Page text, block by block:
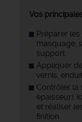
Vos
Préparer
masquage,
support
Appliquer
vernis,
Contrôler la
épaisseur),
et réaliser
finition